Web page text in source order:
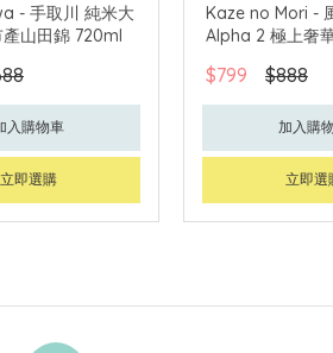
- 手取川 純米大
山田錦 720ml
入購物車
立即選購
Kaze no Mori -
Alpha 2 極上奢
$799 $888
加入購
立即選